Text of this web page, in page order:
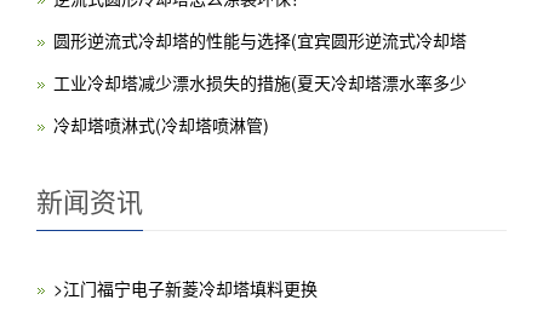
圆形逆流式冷却塔的性能与选择(宜宾圆形逆流式冷却塔
工业冷却塔减少漂水损失的措施(夏天冷却塔漂水率多少
冷却塔喷淋式(冷却塔喷淋管)
新闻资讯
>江门福宁电子新菱冷却塔填料更换